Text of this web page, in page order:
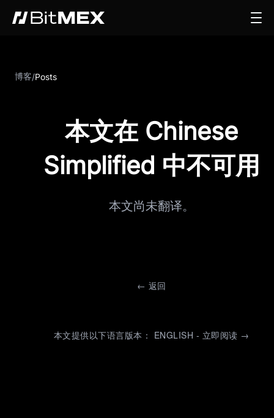
博客/Posts
本文在 Chinese
Simplified 中不可用
本文尚未翻译。
← 返回
本文提供以下语言版本： ENGLISH - 立即阅读 →